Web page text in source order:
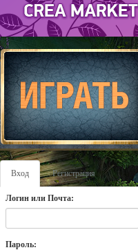
Вход Регистрация
Логин или Почта:
Пароль: